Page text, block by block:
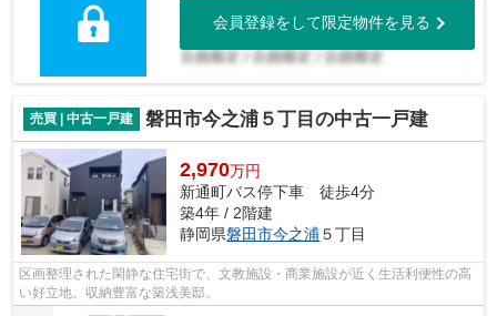
会員登録をして限定物件を見る
売買 | 中古一戸建 磐田市今之浦５丁目の中古一戸建
2,970万円
新通町バス停下車 徒歩4分
築4年 / 2階建
静岡県磐田市今之浦 ５丁目
区画整理された閑静な住宅街で、文教施設・商業施設が近く生活利便性の高
い好立地。収納豊富な築浅美邸。